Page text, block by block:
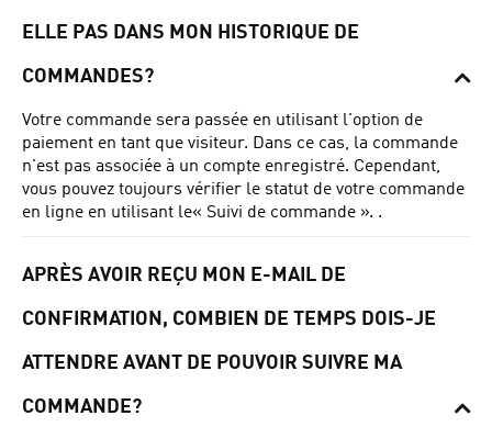
ELLE PAS DANS MON HISTORIQUE DE
COMMANDES?
Votre commande sera passée en utilisant l'option de
paiement en tant que visiteur. Dans ce cas, la commande
n'est pas associée à un compte enregistré. Cependant,
vous pouvez toujours vérifier le statut de votre commande
en ligne en utilisant le« Suivi de commande ». .
APRÈS AVOIR REÇU MON E-MAIL DE
CONFIRMATION, COMBIEN DE TEMPS DOIS-JE
ATTENDRE AVANT DE POUVOIR SUIVRE MA
COMMANDE?